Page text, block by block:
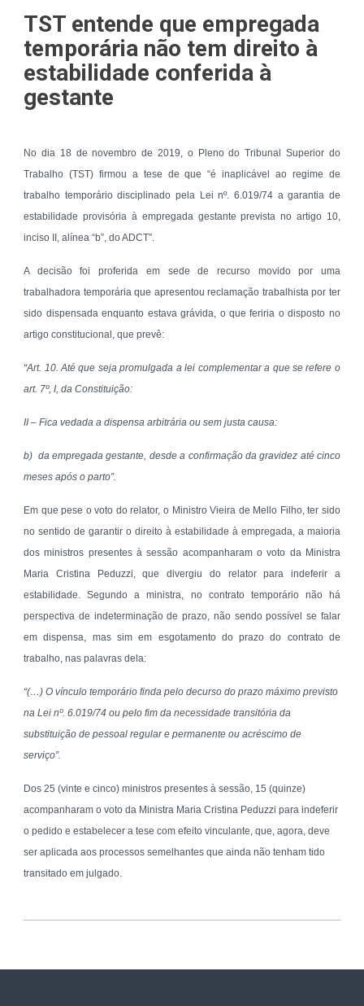
TST entende que empregada
temporária não tem direito à
estabilidade conferida à
gestante
No dia 18 de novembro de 2019, o Pleno do Tribunal Superior do
Trabalho (TST) firmou a tese de que “é inaplicável ao regime de
trabalho temporário disciplinado pela Lei nº. 6.019/74 a garantia de
estabilidade provisória à empregada gestante prevista no artigo 10,
inciso II, alínea “b”, do ADCT”.
A decisão foi proferida em sede de recurso movido por uma
trabalhadora temporária que apresentou reclamação trabalhista por ter
sido dispensada enquanto estava grávida, o que feriria o disposto no
artigo constitucional, que prevê:
“Art. 10. Até que seja promulgada a lei complementar a que se refere o
art. 7º, I, da Constituição:
II – Fica vedada a dispensa arbitrária ou sem justa causa:
b) da empregada gestante, desde a confirmação da gravidez até cinco
meses após o parto”.
Em que pese o voto do relator, o Ministro Vieira de Mello Filho, ter sido
no sentido de garantir o direito à estabilidade à empregada, a maioria
dos ministros presentes à sessão acompanharam o voto da Ministra
Maria Cristina Peduzzi, que divergiu do relator para indeferir a
estabilidade. Segundo a ministra, no contrato temporário não há
perspectiva de indeterminação de prazo, não sendo possível se falar
em dispensa, mas sim em esgotamento do prazo do contrato de
trabalho, nas palavras dela:
“(…) O vínculo temporário finda pelo decurso do prazo máximo previsto
na Lei nº. 6.019/74 ou pelo fim da necessidade transitória da
substituição de pessoal regular e permanente ou acréscimo de
serviço”.
Dos 25 (vinte e cinco) ministros presentes à sessão, 15 (quinze)
acompanharam o voto da Ministra Maria Cristina Peduzzi para indeferir
o pedido e estabelecer a tese com efeito vinculante, que, agora, deve
ser aplicada aos processos semelhantes que ainda não tenham tido
transitado em julgado.